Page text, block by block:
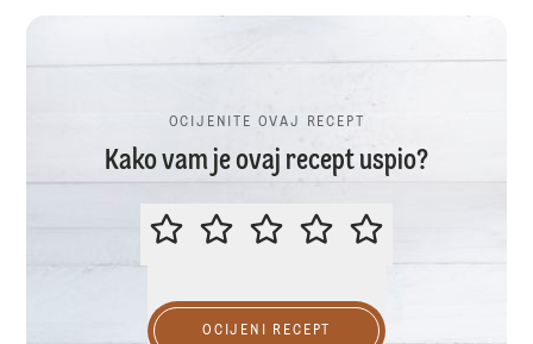
OCIJENITE OVAJ RECEPT
Kako vam je ovaj recept uspio?
OCIJENITE OVAJ RECEPT
OCIJENI RECEPT